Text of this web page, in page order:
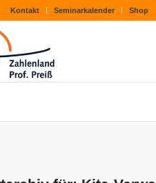
Kontakt Seminarkalender Shop